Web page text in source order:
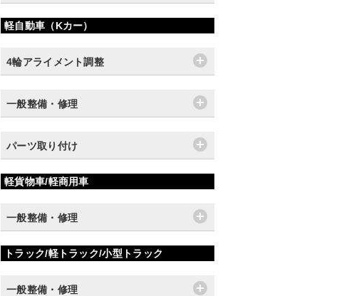
軽自動車（Kカー）
4輪アライメント調整
一般整備・修理
パーツ取り付け
軽貨物車/軽商用車
一般整備・修理
トラック/軽トラック/小型トラック
一般整備・修理